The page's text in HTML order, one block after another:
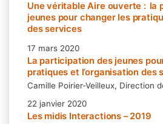
Une véritable Aire ouverte : la
jeunes pour changer les
des services
17 mars 2020
La participation des jeunes
pratiques et l’organisation des
Camille Poirier-Veilleux, Direction
22 janvier 2020
Les midis Interactions – 2019